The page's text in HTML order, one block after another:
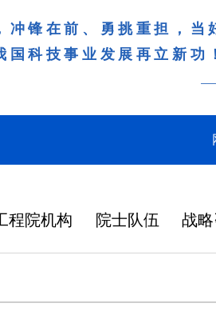
锋在前、勇挑重担，
科技事业发展再立新功
程院机构 院士队伍 战